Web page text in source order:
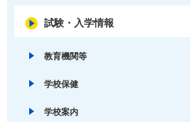
試験・入学情報
教育機関等
学校保健
学校案内